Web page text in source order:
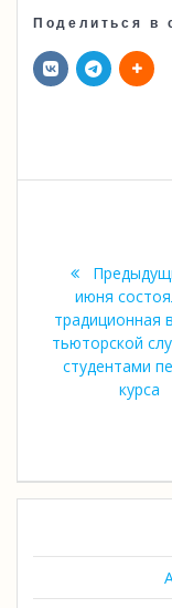
Поделиться в
июня
традиционная
тьюторской
студентами
курса